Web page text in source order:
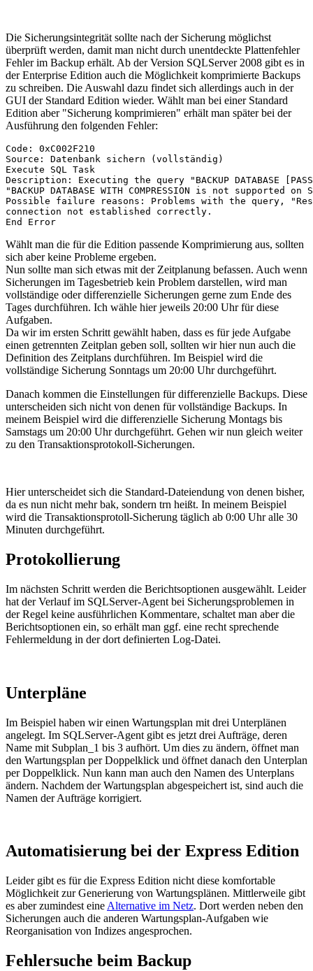
Die Sicherungsintegrität sollte nach der Sicherung möglichst
überprüft werden, damit man nicht durch unentdeckte Plattenfehler
Fehler im Backup erhält. Ab der Version SQLServer 2008 gibt es in
der Enterprise Edition auch die Möglichkeit komprimierte Backups
zu schreiben. Die Auswahl dazu findet sich allerdings auch in der
GUI der Standard Edition wieder. Wählt man bei einer Standard
Edition aber "Sicherung komprimieren" erhält man später bei der
Ausführung den folgenden Fehler:
Code: 0xC002F210
Source: Datenbank sichern (vollständig)
Execute SQL Task
Description: Executing the query "BACKUP DATABASE
"BACKUP DATABASE WITH COMPRESSION is not
Possible failure reasons: Problems with the query,
connection not established correctly.
End Error
Wählt man die für die Edition passende Komprimierung aus, sollten
sich aber keine Probleme ergeben.
Nun sollte man sich etwas mit der Zeitplanung befassen. Auch wenn
Sicherungen im Tagesbetrieb kein Problem darstellen, wird man
vollständige oder differenzielle Sicherungen gerne zum Ende des
Tages durchführen. Ich wähle hier jeweils 20:00 Uhr für diese
Aufgaben.
Da wir im ersten Schritt gewählt haben, dass es für jede Aufgabe
einen getrennten Zeitplan geben soll, sollten wir hier nun auch die
Definition des Zeitplans durchführen. Im Beispiel wird die
vollständige Sicherung Sonntags um 20:00 Uhr durchgeführt.
Danach kommen die Einstellungen für differenzielle Backups. Diese
unterscheiden sich nicht von denen für vollständige Backups. In
meinem Beispiel wird die differenzielle Sicherung Montags bis
Samstags um 20:00 Uhr durchgeführt. Gehen wir nun gleich weiter
zu den Transaktionsprotokoll-Sicherungen.
Hier unterscheidet sich die Standard-Dateiendung von denen bisher,
da es nun nicht mehr bak, sondern trn heißt. In meinem Beispiel
wird die Transaktionsprotoll-Sicherung täglich ab 0:00 Uhr alle 30
Minuten durchgeführt.
Protokollierung
Im nächsten Schritt werden die Berichtsoptionen ausgewählt. Leider
hat der Verlauf im SQLServer-Agent bei Sicherungsproblemen in
der Regel keine ausführlichen Kommentare, schaltet man aber die
Berichtsoptionen ein, so erhält man ggf. eine recht sprechende
Fehlermeldung in der dort definierten Log-Datei.
Unterpläne
Im Beispiel haben wir einen Wartungsplan mit drei Unterplänen
angelegt. Im SQLServer-Agent gibt es jetzt drei Aufträge, deren
Name mit Subplan_1 bis 3 aufhört. Um dies zu ändern, öffnet man
den Wartungsplan per Doppelklick und öffnet danach den Unterplan
per Doppelklick. Nun kann man auch den Namen des Unterplans
ändern. Nachdem der Wartungsplan abgespeichert ist, sind auch die
Namen der Aufträge korrigiert.
Automatisierung bei der Express Edition
Leider gibt es für die Express Edition nicht diese komfortable
Möglichkeit zur Generierung von Wartungsplänen. Mittlerweile gibt
es aber zumindest eine Alternative im Netz. Dort werden neben den
Sicherungen auch die anderen Wartungsplan-Aufgaben wie
Reorganisation von Indizes angesprochen.
Fehlersuche beim Backup